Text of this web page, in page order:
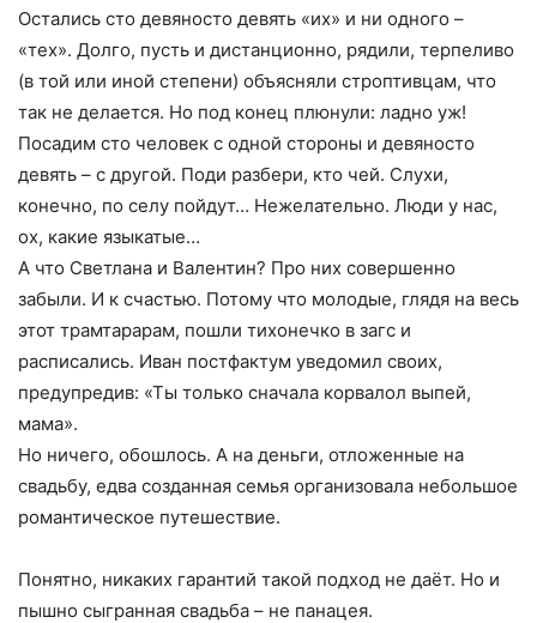
Остались сто девяносто девять «их» и ни одного –
«тех». Долго, пусть и дистанционно, рядили, терпеливо
(в той или иной степени) объясняли строптивцам, что
так не делается. Но под конец плюнули: ладно уж!
Посадим сто человек с одной стороны и девяносто
девять – с другой. Поди разбери, кто чей. Слухи,
конечно, по селу пойдут… Нежелательно. Люди у нас,
ох, какие языкатые…
А что Светлана и Валентин? Про них совершенно
забыли. И к счастью. Потому что молодые, глядя на весь
этот трамтарарам, пошли тихонечко в загс и
расписались. Иван постфактум уведомил своих,
предупредив: «Ты только сначала корвалол выпей,
мама».
Но ничего, обошлось. А на деньги, отложенные на
свадьбу, едва созданная семья организовала небольшое
романтическое путешествие.
Понятно, никаких гарантий такой подход не даёт. Но и
пышно сыгранная свадьба – не панацея.